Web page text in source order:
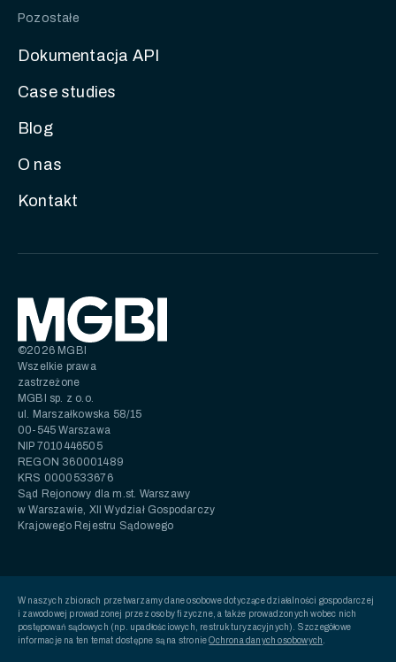
Pozostałe
Dokumentacja API
Case studies
Blog
O nas
Kontakt
©2026 MGBI
Wszelkie prawa
zastrzeżone
MGBI sp. z o.o.
ul. Marszałkowska 58/15
00-545 Warszawa
NIP 7010446505
REGON 360001489
KRS 0000533676
Sąd Rejonowy dla m.st. Warszawy
w Warszawie, XII Wydział Gospodarczy
Krajowego Rejestru Sądowego
W naszych zbiorach przetwarzamy dane osobowe dotyczące działalności gospodarczej
i zawodowej prowadzonej przez osoby fizyczne, a także prowadzonych wobec nich
postępowań sądowych (np. upadłościowych, restrukturyzacyjnych). Szczegółowe
informacje na ten temat dostępne są na stronieOchrona danych osobowych